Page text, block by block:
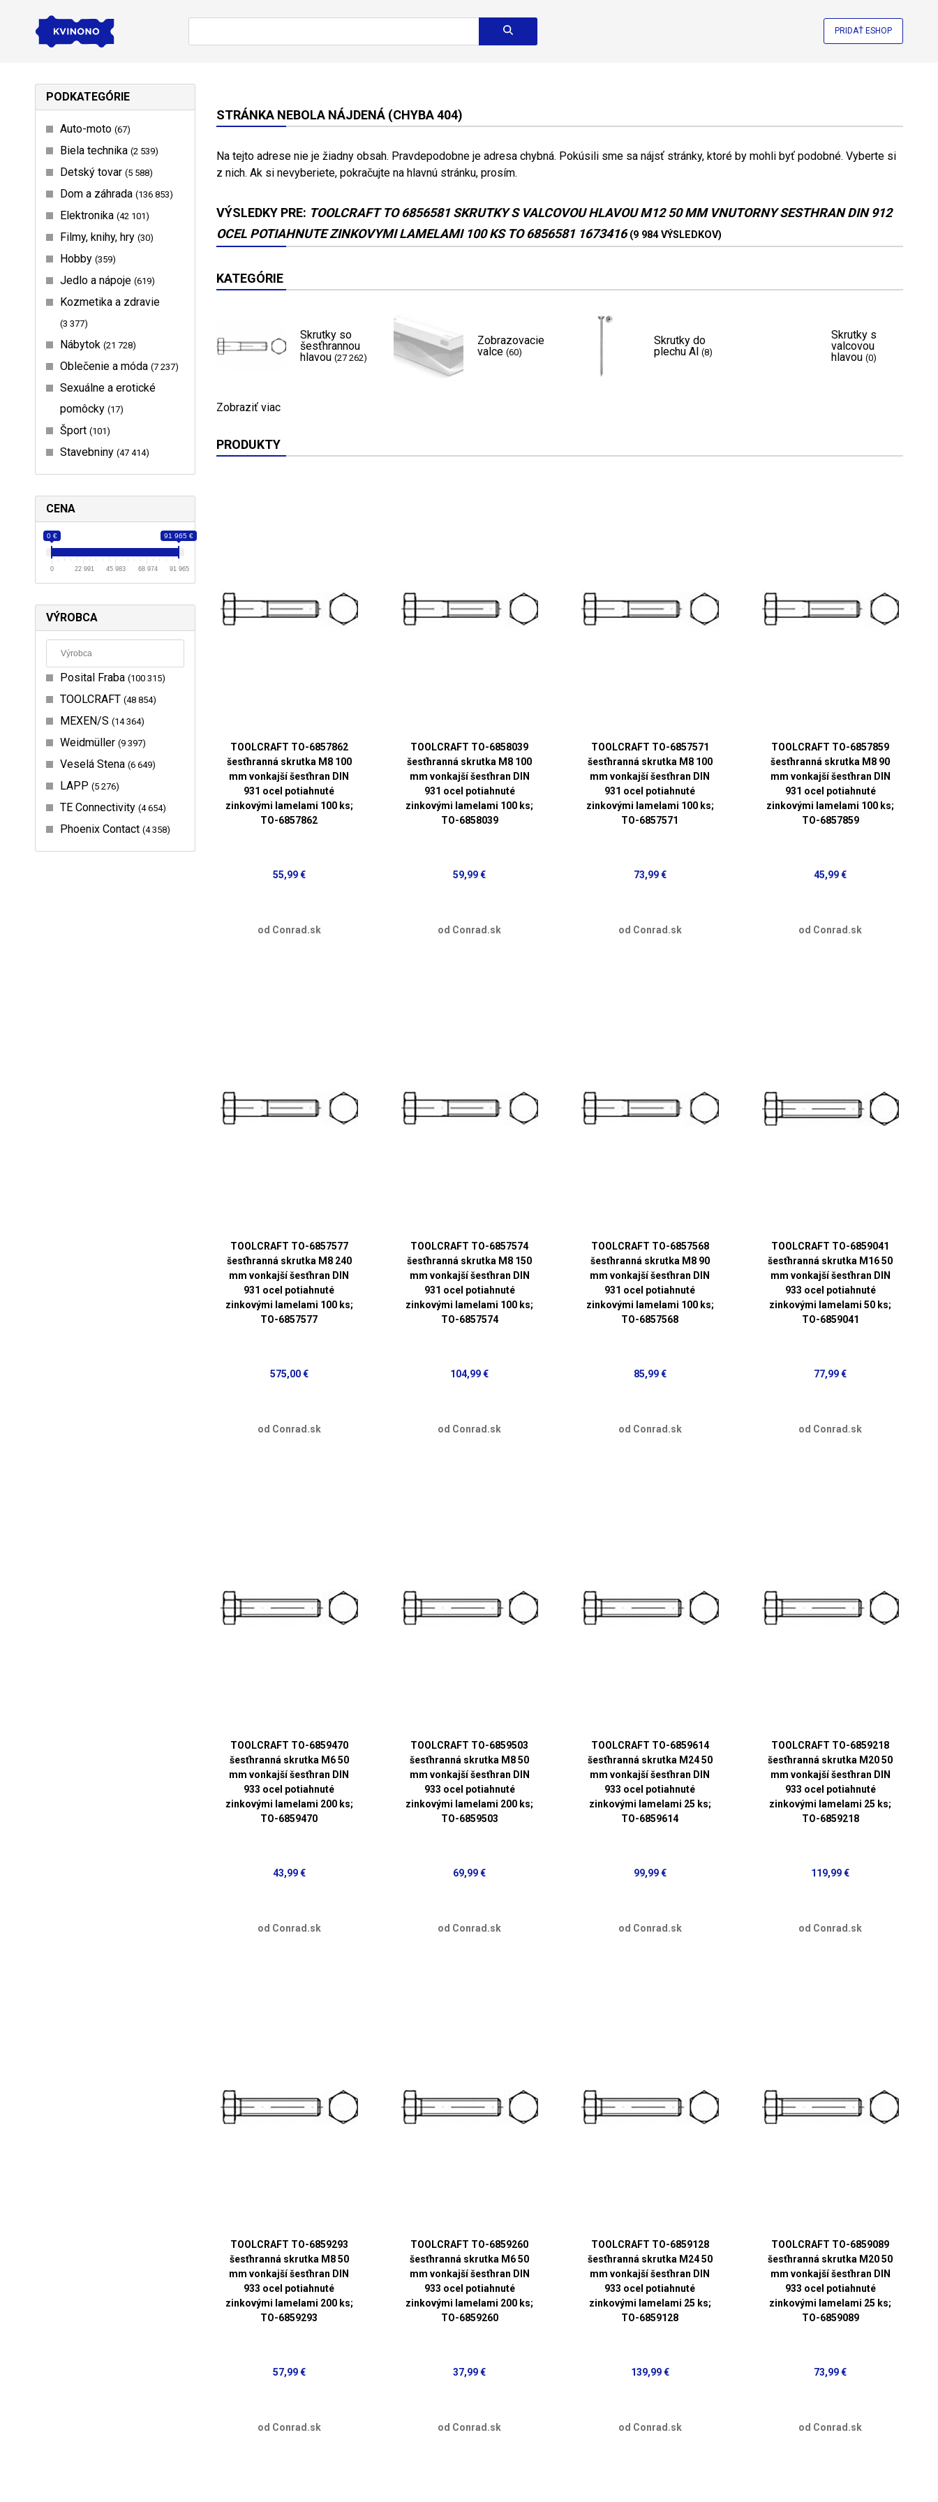
PRIDAŤ ESHOP
PODKATEGÓRIE
Auto-moto 67
Biela technika 2 539
Detský tovar 5 588
Dom a záhrada 136 853
Elektronika 42 101
Filmy, knihy, hry 30
Hobby 359
Jedlo a nápoje 619
Kozmetika a zdravie
3 377
Nábytok 21 728
Oblečenie a móda 7 237
Sexuálne a erotické
pomôcky 17
Šport 101
Stavebniny 47 414
CENA
0 € 91 965 €
0 22 991 45 983 68 974 91 965
VÝROBCA
Posital Fraba 100 315
TOOLCRAFT 48 854
MEXEN/S 14 364
Weidmüller 9 397
Veselá Stena 6 649
LAPP 5 276
TE Connectivity 4 654
Phoenix Contact 4 358
STRÁNKA NEBOLA NÁJDENÁ (CHYBA 404)
Na tejto adrese nie je žiadny obsah. Pravdepodobne je adresa chybná. Pokúsili sme sa nájsť stránky, ktoré by mohli byť podobné. Vyberte si
z nich. Ak si nevyberiete, pokračujte na hlavnú stránku, prosím.
VÝSLEDKY PRE: TOOLCRAFT TO 6856581 SKRUTKY S VALCOVOU HLAVOU M12 50 MM VNUTORNY SESTHRAN DIN 912
OCEL POTIAHNUTE ZINKOVYMI LAMELAMI 100 KS TO 6856581 1673416 (9 984 VÝSLEDKOV)
KATEGÓRIE
Skrutky so
šesťhrannou
hlavou (27 262)
Zobrazovacie
valce (60)
Skrutky do
plechu Al (8)
Skrutky s
valcovou
hlavou (0)
Zobraziť viac
PRODUKTY
TOOLCRAFT TO-6857862
šesťhranná skrutka M8 100
mm vonkajší šesťhran DIN
931 ocel potiahnuté
zinkovými lamelami 100 ks;
TO-6857862
55,99 €
od Conrad.sk
TOOLCRAFT TO-6858039
šesťhranná skrutka M8 100
mm vonkajší šesťhran DIN
931 ocel potiahnuté
zinkovými lamelami 100 ks;
TO-6858039
59,99 €
od Conrad.sk
TOOLCRAFT TO-6857571
šesťhranná skrutka M8 100
mm vonkajší šesťhran DIN
931 ocel potiahnuté
zinkovými lamelami 100 ks;
TO-6857571
73,99 €
od Conrad.sk
TOOLCRAFT TO-6857859
šesťhranná skrutka M8 90
mm vonkajší šesťhran DIN
931 ocel potiahnuté
zinkovými lamelami 100 ks;
TO-6857859
45,99 €
od Conrad.sk
TOOLCRAFT TO-6857577
šesťhranná skrutka M8 240
mm vonkajší šesťhran DIN
931 ocel potiahnuté
zinkovými lamelami 100 ks;
TO-6857577
575,00 €
od Conrad.sk
TOOLCRAFT TO-6857574
šesťhranná skrutka M8 150
mm vonkajší šesťhran DIN
931 ocel potiahnuté
zinkovými lamelami 100 ks;
TO-6857574
104,99 €
od Conrad.sk
TOOLCRAFT TO-6857568
šesťhranná skrutka M8 90
mm vonkajší šesťhran DIN
931 ocel potiahnuté
zinkovými lamelami 100 ks;
TO-6857568
85,99 €
od Conrad.sk
TOOLCRAFT TO-6859041
šesťhranná skrutka M16 50
mm vonkajší šesťhran DIN
933 ocel potiahnuté
zinkovými lamelami 50 ks;
TO-6859041
77,99 €
od Conrad.sk
TOOLCRAFT TO-6859470
šesťhranná skrutka M6 50
mm vonkajší šesťhran DIN
933 ocel potiahnuté
zinkovými lamelami 200 ks;
TO-6859470
43,99 €
od Conrad.sk
TOOLCRAFT TO-6859503
šesťhranná skrutka M8 50
mm vonkajší šesťhran DIN
933 ocel potiahnuté
zinkovými lamelami 200 ks;
TO-6859503
69,99 €
od Conrad.sk
TOOLCRAFT TO-6859614
šesťhranná skrutka M24 50
mm vonkajší šesťhran DIN
933 ocel potiahnuté
zinkovými lamelami 25 ks;
TO-6859614
99,99 €
od Conrad.sk
TOOLCRAFT TO-6859218
šesťhranná skrutka M20 50
mm vonkajší šesťhran DIN
933 ocel potiahnuté
zinkovými lamelami 25 ks;
TO-6859218
119,99 €
od Conrad.sk
TOOLCRAFT TO-6859293
šesťhranná skrutka M8 50
mm vonkajší šesťhran DIN
933 ocel potiahnuté
zinkovými lamelami 200 ks;
TO-6859293
57,99 €
od Conrad.sk
TOOLCRAFT TO-6859260
šesťhranná skrutka M6 50
mm vonkajší šesťhran DIN
933 ocel potiahnuté
zinkovými lamelami 200 ks;
TO-6859260
37,99 €
od Conrad.sk
TOOLCRAFT TO-6859128
šesťhranná skrutka M24 50
mm vonkajší šesťhran DIN
933 ocel potiahnuté
zinkovými lamelami 25 ks;
TO-6859128
139,99 €
od Conrad.sk
TOOLCRAFT TO-6859089
šesťhranná skrutka M20 50
mm vonkajší šesťhran DIN
933 ocel potiahnuté
zinkovými lamelami 25 ks;
TO-6859089
73,99 €
od Conrad.sk